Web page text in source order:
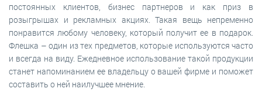
постоянных клиентов, бизнес партнеров и как приз в
розыгрышах и рекламных акциях. Такая вещь непременно
понравится любому человеку, который получит ее в подарок.
Флешка – один из тех предметов, которые используются часто
и всегда на виду. Ежедневное использование такой продукции
станет напоминанием ее владельцу о вашей фирме и поможет
составить о ней наилучшее мнение.